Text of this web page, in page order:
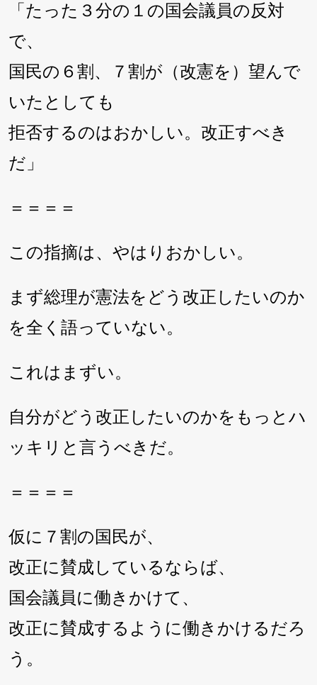
「たった３分の１の国会議員の反対
で、
国民の６割、７割が（改憲を）望んで
いたとしても
拒否するのはおかしい。改正すべき
だ」
＝＝＝＝
この指摘は、やはりおかしい。
まず総理が憲法をどう改正したいのか
を全く語っていない。
これはまずい。
自分がどう改正したいのかをもっとハ
ッキリと言うべきだ。
＝＝＝＝
仮に７割の国民が、
改正に賛成しているならば、
国会議員に働きかけて、
改正に賛成するように働きかけるだろ
う。